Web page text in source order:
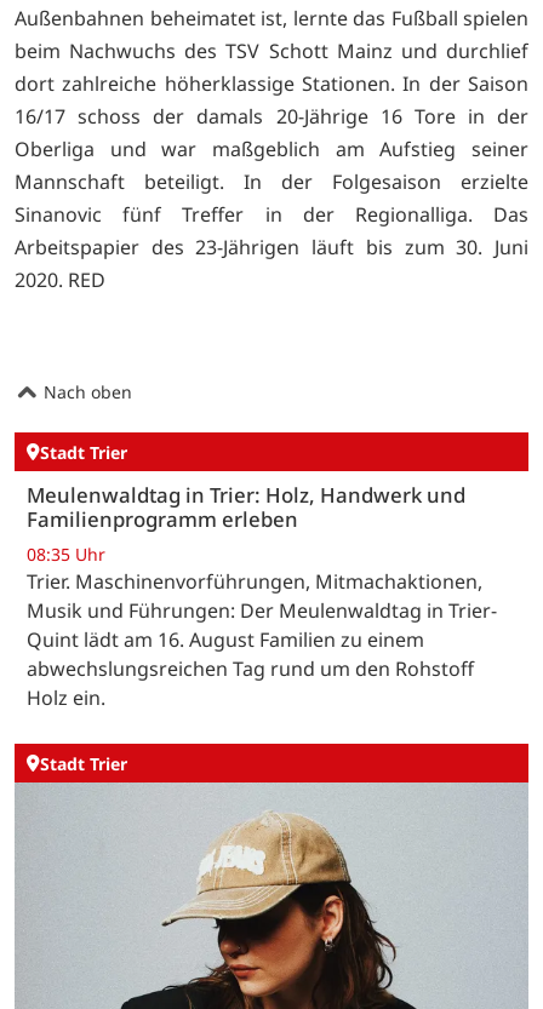
Außenbahnen beheimatet ist, lernte das Fußball spielen
beim Nachwuchs des TSV Schott Mainz und durchlief
dort zahlreiche höherklassige Stationen. In der Saison
16/17 schoss der damals 20-Jährige 16 Tore in der
Oberliga und war maßgeblich am Aufstieg seiner
Mannschaft beteiligt. In der Folgesaison erzielte
Sinanovic fünf Treffer in der Regionalliga. Das
Arbeitspapier des 23-Jährigen läuft bis zum 30. Juni
2020. RED
Nach oben
Stadt Trier
Meulenwaldtag in Trier: Holz, Handwerk und
Familienprogramm erleben
08:35 Uhr
Trier. Maschinenvorführungen, Mitmachaktionen,
Musik und Führungen: Der Meulenwaldtag in Trier-
Quint lädt am 16. August Familien zu einem
abwechslungsreichen Tag rund um den Rohstoff
Holz ein.
Stadt Trier